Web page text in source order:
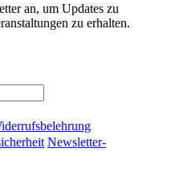
an, um Updates zu
zu erhalten.
Newsletter-